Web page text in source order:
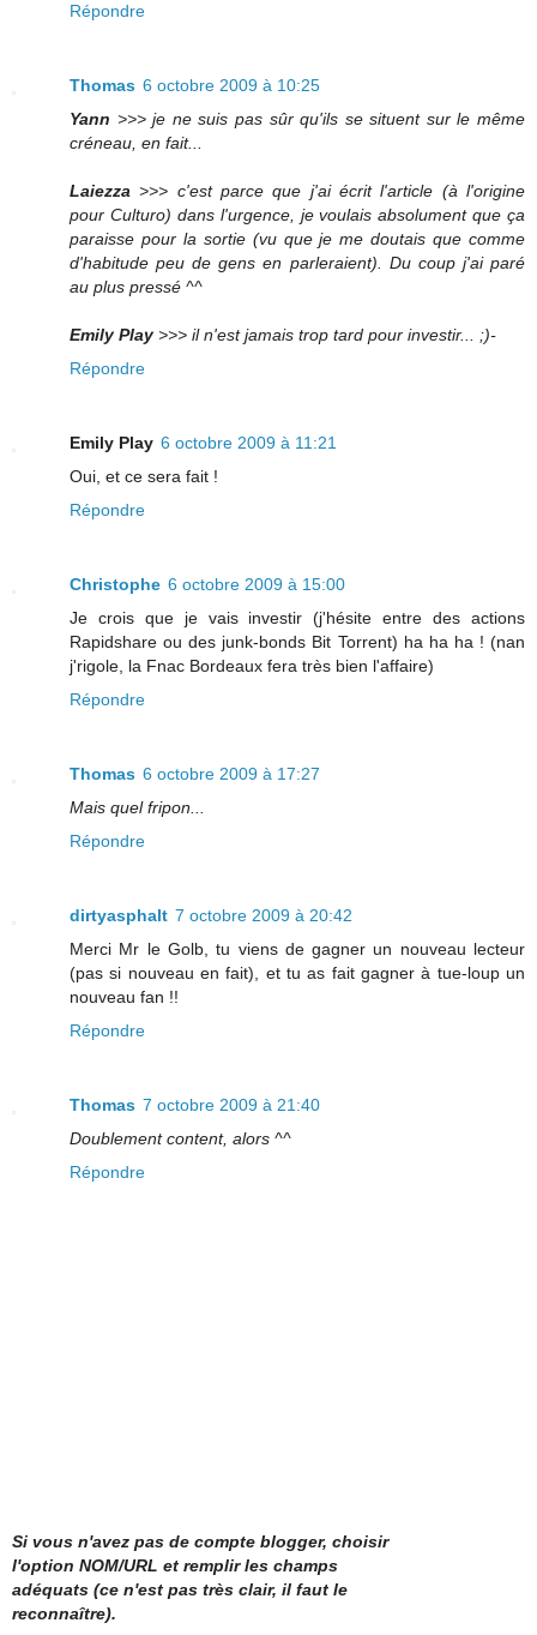
Répondre
Thomas 6 octobre 2009 à 10:25
Yann >>> je ne suis pas sûr qu'ils se situent sur le même
créneau, en fait...
Laiezza>>> c'est parce que j'ai écrit l'article (à l'origine
pour Culturo) dans l'urgence, je voulais absolument que ça
paraisse pour la sortie (vu que je me doutais que comme
d'habitude peu de gens en parleraient). Du coup j'ai paré
au plus pressé ^^
Emily Play >>> il n'est jamais trop tard pour investir... ;)-
Répondre
Emily Play 6 octobre 2009 à 11:21
Oui, et ce sera fait !
Répondre
Christophe 6 octobre 2009 à 15:00
Je crois que je vais investir (j'hésite entre des actions
Rapidshare ou des junk-bonds Bit Torrent) ha ha ha ! (nan
j'rigole, la Fnac Bordeaux fera très bien l'affaire)
Répondre
Thomas 6 octobre 2009 à 17:27
Mais quel fripon...
Répondre
dirtyasphalt 7 octobre 2009 à 20:42
Merci Mr le Golb, tu viens de gagner un nouveau lecteur
(pas si nouveau en fait), et tu as fait gagner à tue-loup un
nouveau fan !!
Répondre
Thomas 7 octobre 2009 à 21:40
Doublement content, alors ^^
Répondre
Si vous n'avez pas de compte blogger, choisir
l'option NOM/URL et remplir les champs
adéquats (ce n'est pas très clair, il faut le
reconnaître).